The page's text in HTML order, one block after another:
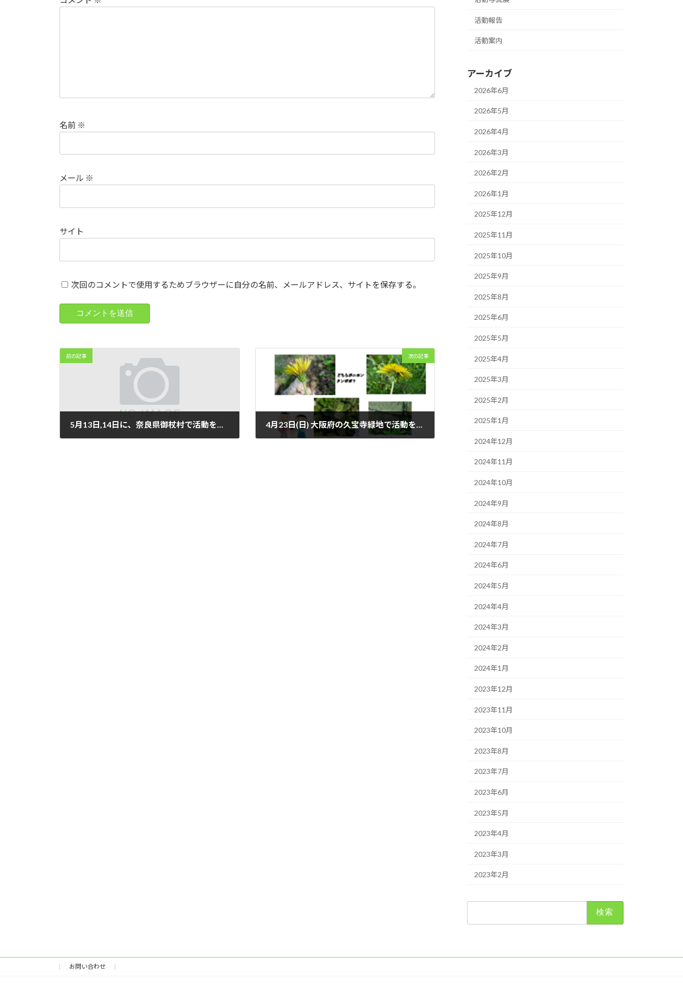
名前 ※
メール ※
サイト
次回のコメントで使用するためブラウザーに自分の名前、メールアドレス、サイトを保存する。
前の記事
5月13日,14日に、奈良県御杖村で活動を行います。
次の記事
4月23日(日) 大阪府の久宝寺緑地で活動を行います。
活動報告
活動案内
アーカイブ
2026年6月
2026年5月
2026年4月
2026年3月
2026年2月
2026年1月
2025年12月
2025年11月
2025年10月
2025年9月
2025年8月
2025年6月
2025年5月
2025年4月
2025年3月
2025年2月
2025年1月
2024年12月
2024年11月
2024年10月
2024年9月
2024年8月
2024年7月
2024年6月
2024年5月
2024年4月
2024年3月
2024年2月
2024年1月
2023年12月
2023年11月
2023年10月
2023年8月
2023年7月
2023年6月
2023年5月
2023年4月
2023年3月
2023年2月
お問い合わせ